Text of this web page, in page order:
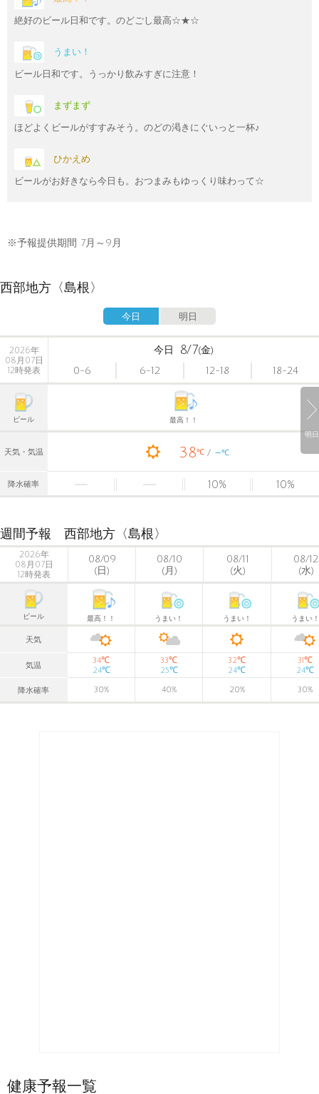
絶好のビール日和です。のどごし最高☆★☆
うまい！
ビール日和です。うっかり飲みすぎに注意！
まずまず
ほどよくビールがすすみそう。のどの渇きにぐいっと一杯♪
ひかえめ
ビールがお好きなら今日も。おつまみもゆっくり味わって☆
※予報提供期間 7月～9月
西部地方〈島根〉
今日 明日
明日
2026年
08月07日
12時発表
今日 8/7(金)
0-6
6-12 12-18 18-24
ビール 最高！！
天気・気温 38℃ -℃
降水確率 10% 10%
週間予報 西部地方〈島根〉
2026年
08月07日
12時発表
08/09
(日)
08/10
(月)
08/11
(火)
08/12
(水)
ビール 最高！！ うまい！ うまい！ うまい！
天気
気温
34℃
24℃
33℃
25℃
32℃
24℃
31℃
24℃
降水確率 30% 40% 20% 30%
健康予報一覧